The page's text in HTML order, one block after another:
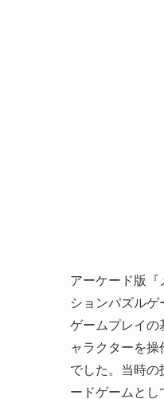
アーケード版『
ションパズル
ゲームプレイの
ャラクターを
でした。当時の
ードゲームとし